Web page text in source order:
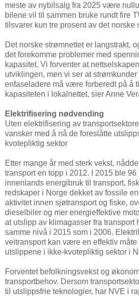
meste av nybilsalg fra 2025 være
bilene vil til sammen bruke rundt fire
tilsvarer kun tre prosent av det norske
Det norske strømnettet er langstrakt,
det forekomme problemer med
kapasitet. Vi forventer at
utviklingen, men vi ser at
enfaseladere må være forberedt på å
kapasiteten i lokalnettet, sier Anne
Elektrifisering nødvending
Uten elektrifisering av
vansker med å nå de foreslåtte
kvotepliktig sektor
Etter mange år med sterk vekst,
transport en topp i 2012. I 2015 ble
innenlands energibruk til transport,
redskaper i Norge dekket av fossile
aktivitet innen sjøtransport og fiske,
dieselbiler og mer energieffektive
at utslipp av klimagasser fra transport
samme nivå i 2015 som i 2006.
veitransport kan være en effektiv måte
utslippene i ikke-kvotepliktig sektor i
Forventet befolkningsvekst og
transportbehov. Dersom
til utslippsfrie teknologier, har NVE i